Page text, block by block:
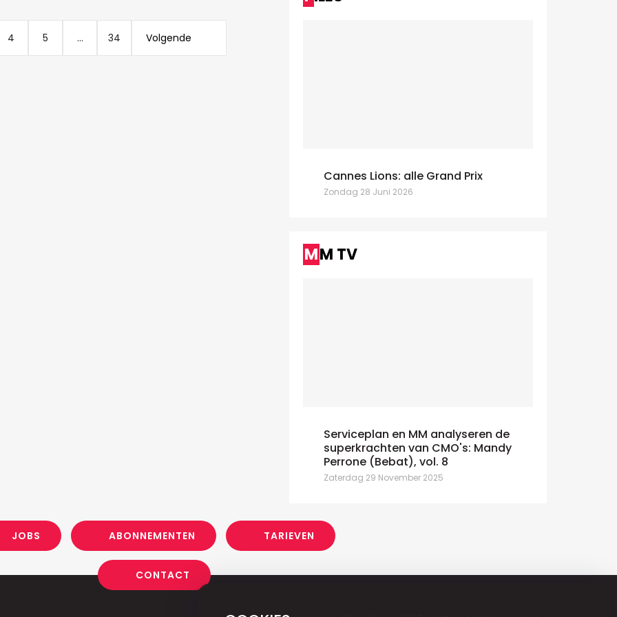
4 5 ... 34 Volgende
Cannes Lions: alle Grand Prix
Zondag 28 Juni 2026
MM TV
Serviceplan en MM analyseren de
superkrachten van CMO's: Mandy
Perrone (Bebat), vol. 8
Zaterdag 29 November 2025
JOBS ABONNEMENTEN TARIEVEN
CONTACT